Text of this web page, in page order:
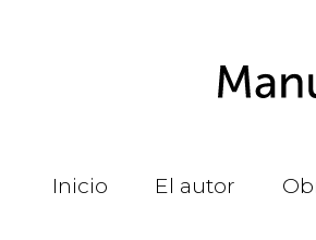
Inicio El autor